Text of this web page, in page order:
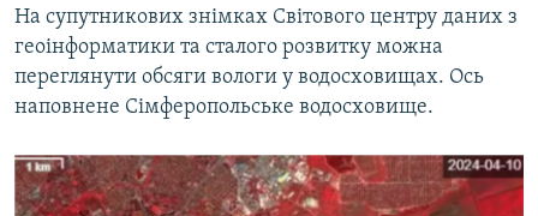
На супутникових знімках Світового центру даних з
геоінформатики та сталого розвитку можна
переглянути обсяги вологи у водосховищах. Ось
наповнене Сімферопольське водосховище.